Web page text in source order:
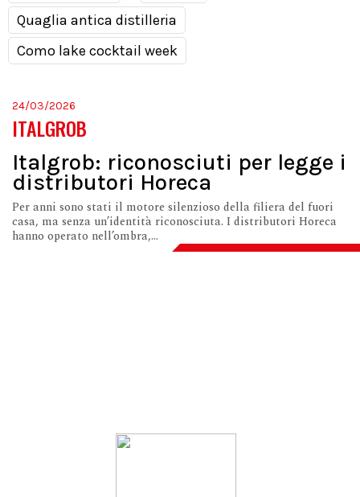
Quaglia antica distilleria
Como lake cocktail week
24/03/2026
ITALGROB
Italgrob: riconosciuti per legge i
distributori Horeca
Per anni sono stati il motore silenzioso della filiera del fuori
casa, ma senza un’identità riconosciuta. I distributori Horeca
hanno operato nell’ombra,...